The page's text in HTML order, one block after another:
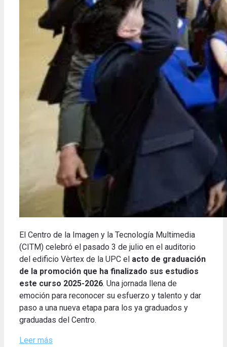
El Centro de la Imagen y la Tecnología Multimedia
(CITM) celebró el pasado 3 de julio en el auditorio
del edificio Vèrtex de la UPC el acto de graduación
de la promoción que ha finalizado sus estudios
este curso 2025-2026. Una jornada llena de
emoción para reconocer su esfuerzo y talento y dar
paso a una nueva etapa para los ya graduados y
graduadas del Centro.
Leer más